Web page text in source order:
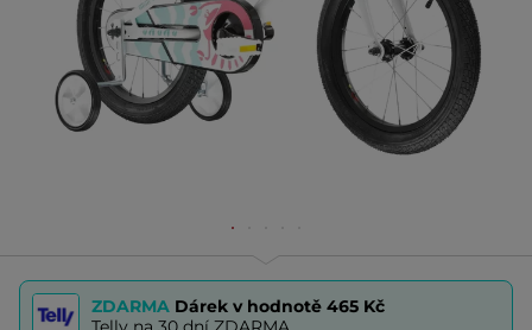
ZDARMA Dárek v hodnotě 465 Kč